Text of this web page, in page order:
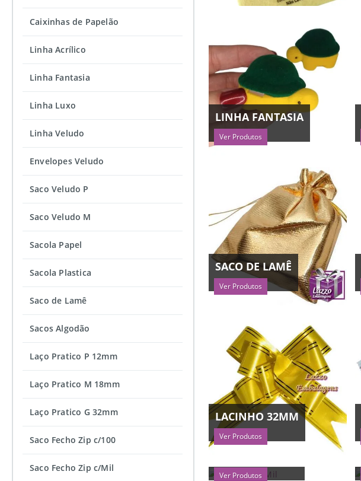
LINHA FANTASIA
Ver Produtos
SACO DE LAMÊ
Ver Produtos
LACINHO 32MM
Ver Produtos
Ver Produtos
Caixinhas de Papelão
Linha Acrílico
Linha Fantasia
Linha Luxo
Linha Veludo
Envelopes Veludo
Saco Veludo P
Saco Veludo M
Sacola Papel
Sacola Plastica
Saco de Lamê
Sacos Algodão
Laço Pratico P 12mm
Laço Pratico M 18mm
Laço Pratico G 32mm
Saco Fecho Zip c/100
Saco Fecho Zip c/Mil